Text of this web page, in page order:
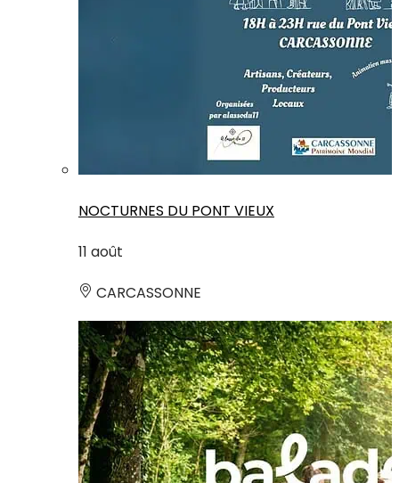
NOCTURNES DU PONT VIEUX
11 août
CARCASSONNE